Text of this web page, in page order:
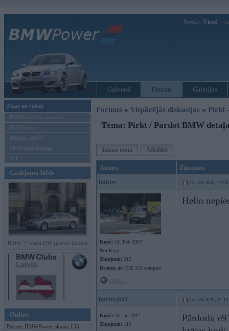
Sveiks, Viesi!
Galvenā Forums Galerijas
Ziņas un raksti
BMW modeļu jaunumi
BMW testi
Mēneša BMW
Sērijveida tūnings
Vel...
Gadījuma bilde
BMW 7. sērija F01 (preses bildes)
Online
Pašreiz BMWPower skatās 135
Forums » Vispārējās diskusijas » Pirkt
Tēma: Pirkt / Pārdot BMW
Jauna tēma Atbildēt
Autors Ziņojums
hakiss 25. Feb 2026, 14:08
Kopš: 18. Feb 2007
No: Rīga
Ziņojumi: 215
Braucu ar: E36 318 compact
Hello
haizivjs01 25. Feb 2026, 23:15
Kopš: 23. Jul 2017
Ziņojumi: 119
Pārdodu